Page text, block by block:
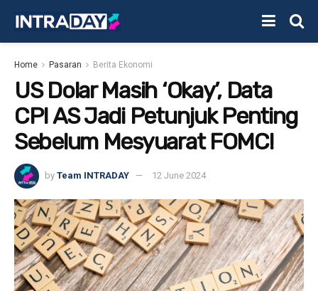
Home Pasaran Berita Ekonomi
US Dolar Masih ‘Okay’, Data
CPI AS Jadi Petunjuk Penting
Sebelum Mesyuarat FOMC!
by Team INTRADAY 12 June 2024